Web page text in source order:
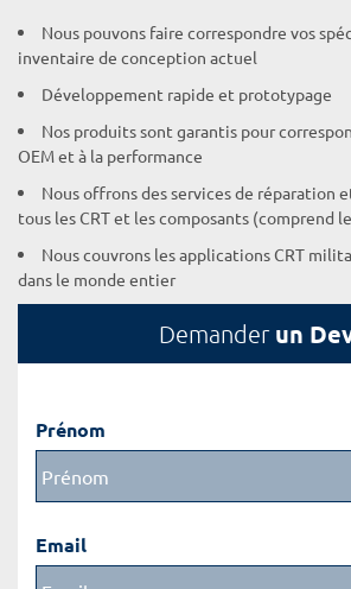
Nous pouvons faire correspondre vos
inventaire de conception actuel
Développement rapide et prototypage
Nos produits sont garantis pour
OEM et à la performance
Nous offrons des services de réparation
tous les CRT et les composants (comprend
Nous couvrons les applications CRT
dans le monde entier
Demander un
Prénom
Email